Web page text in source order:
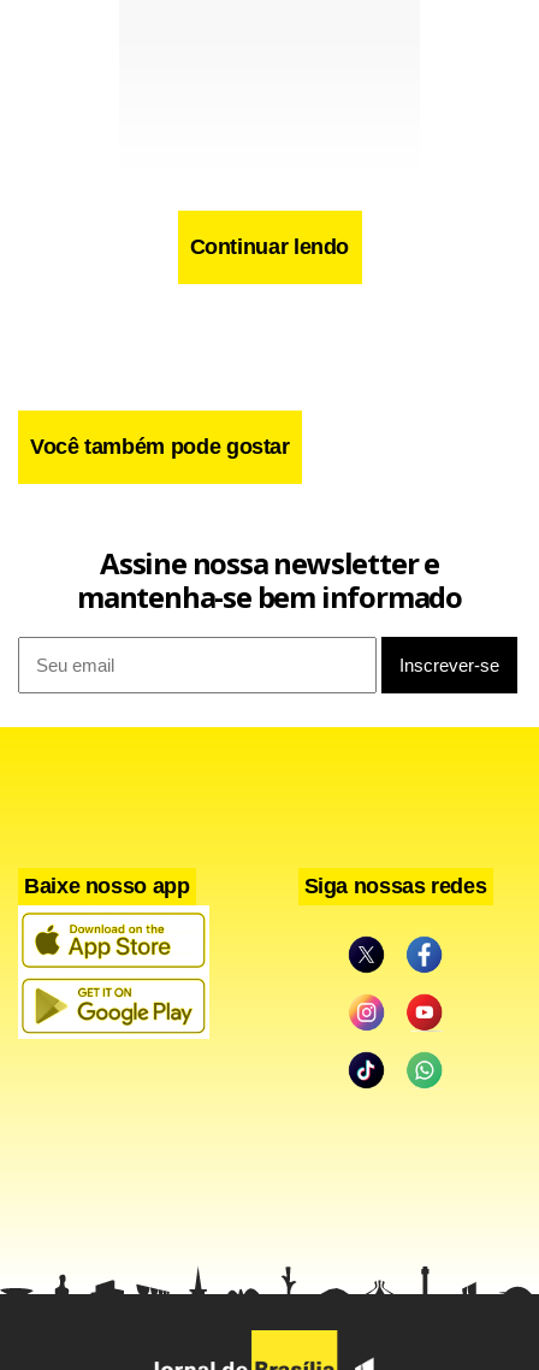
Facebook
WhatsApp
LinkedIn
Twitter
X Telegram
Share
Continuar lendo
Você também pode gostar
Assine nossa newsletter e
mantenha-se bem informado
Baixe nosso app Siga nossas redes